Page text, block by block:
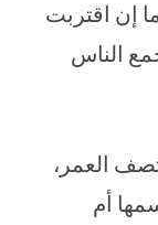
إن اقتربت
الناس
العمر،
أم